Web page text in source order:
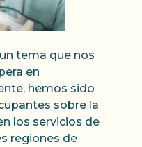
tema que nos
en
hemos sido
sobre la
los servicios de
regiones de